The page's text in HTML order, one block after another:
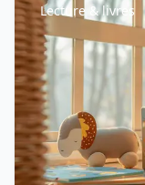
Lecture & livres